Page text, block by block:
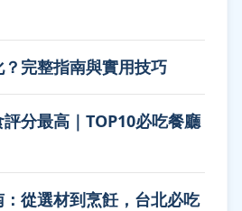
完整指南與實用技巧
分最高｜TOP10必吃餐廳
從選材到烹飪，台北必吃